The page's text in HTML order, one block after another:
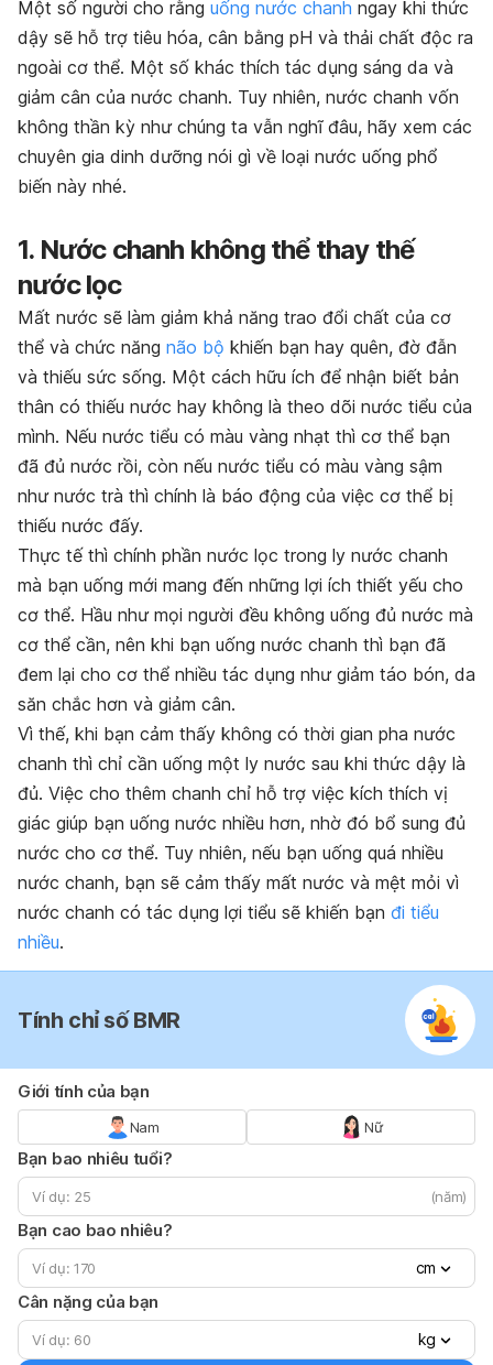
Một số người cho rằng uống nước chanh ngay khi thức
dậy sẽ hỗ trợ tiêu hóa, cân bằng pH và thải chất độc ra
ngoài cơ thể. Một số khác thích tác dụng sáng da và
giảm cân của nước chanh. Tuy nhiên, nước chanh vốn
không thần kỳ như chúng ta vẫn nghĩ đâu, hãy xem các
chuyên gia dinh dưỡng nói gì về loại nước uống phổ
biến này nhé.
1. Nước chanh không thể thay thế
nước lọc
Mất nước sẽ làm giảm khả năng trao đổi chất của cơ
thể và chức năng não bộ khiến bạn hay quên, đờ đẫn
và thiếu sức sống. Một cách hữu ích để nhận biết bản
thân có thiếu nước hay không là theo dõi nước tiểu của
mình. Nếu nước tiểu có màu vàng nhạt thì cơ thể bạn
đã đủ nước rồi, còn nếu nước tiểu có màu vàng sậm
như nước trà thì chính là báo động của việc cơ thể bị
thiếu nước đấy.
Thực tế thì chính phần nước lọc trong ly nước chanh
mà bạn uống mới mang đến những lợi ích thiết yếu cho
cơ thể. Hầu như mọi người đều không uống đủ nước mà
cơ thể cần, nên khi bạn uống nước chanh thì bạn đã
đem lại cho cơ thể nhiều tác dụng như giảm táo bón, da
săn chắc hơn và giảm cân.
Vì thế, khi bạn cảm thấy không có thời gian pha nước
chanh thì chỉ cần uống một ly nước sau khi thức dậy là
đủ. Việc cho thêm chanh chỉ hỗ trợ việc kích thích vị
giác giúp bạn uống nước nhiều hơn, nhờ đó bổ sung đủ
nước cho cơ thể. Tuy nhiên, nếu bạn uống quá nhiều
nước chanh, bạn sẽ cảm thấy mất nước và mệt mỏi vì
nước chanh có tác dụng lợi tiểu sẽ khiến bạn đi tiểu
nhiều.
Tính chỉ số BMR
Giới tính của bạn
Nam Nữ
Bạn bao nhiêu tuổi?
(năm)
Bạn cao bao nhiêu?
cm
Cân nặng của bạn
kg